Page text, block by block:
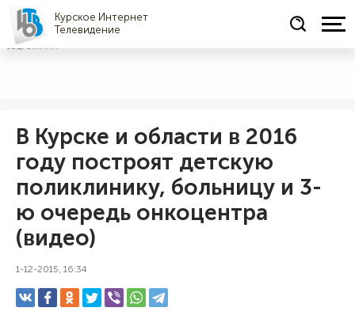
Курское Интернет
Телевидение
СОЦРЕКЛАМА
В Курске и области в 2016
году построят детскую
поликлинику, больницу и 3-
ю очередь онкоцентра
(видео)
1-12-2015, 16:34